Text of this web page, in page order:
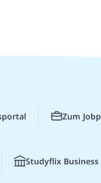
Zum
Studyflix Business